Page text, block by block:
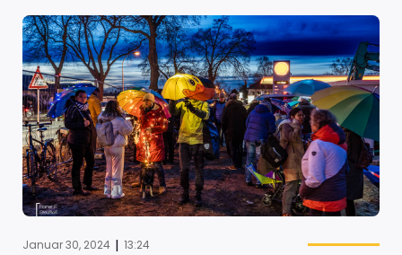
Januar 30, 2024 | 13:24